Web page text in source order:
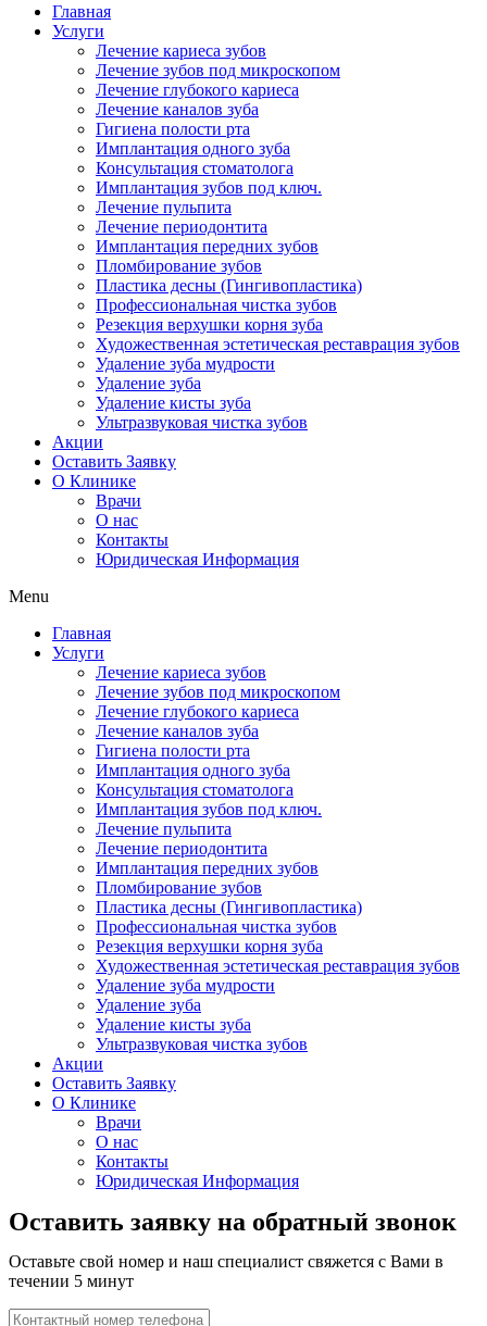
Главная
Услуги
Лечение кариеса зубов
Лечение зубов под микроскопом
Лечение глубокого кариеса
Лечение каналов зуба
Гигиена полости рта
Имплантация одного зуба
Консультация стоматолога
Имплантация зубов под ключ.
Лечение пульпита
Лечение периодонтита
Имплантация передних зубов
Пломбирование зубов
Пластика десны (Гингивопластика)
Профессиональная чистка зубов
Резекция верхушки корня зуба
Художественная эстетическая реставрация зубов
Удаление зуба мудрости
Удаление зуба
Удаление кисты зуба
Ультразвуковая чистка зубов
Акции
Оставить Заявку
О Клинике
Врачи
О нас
Контакты
Юридическая Информация
Menu
Главная
Услуги
Лечение кариеса зубов
Лечение зубов под микроскопом
Лечение глубокого кариеса
Лечение каналов зуба
Гигиена полости рта
Имплантация одного зуба
Консультация стоматолога
Имплантация зубов под ключ.
Лечение пульпита
Лечение периодонтита
Имплантация передних зубов
Пломбирование зубов
Пластика десны (Гингивопластика)
Профессиональная чистка зубов
Резекция верхушки корня зуба
Художественная эстетическая реставрация зубов
Удаление зуба мудрости
Удаление зуба
Удаление кисты зуба
Ультразвуковая чистка зубов
Акции
Оставить Заявку
О Клинике
Врачи
О нас
Контакты
Юридическая Информация
Оставить заявку на обратный звонок
Оставьте свой номер и наш специалист свяжется с Вами в
течении 5 минут